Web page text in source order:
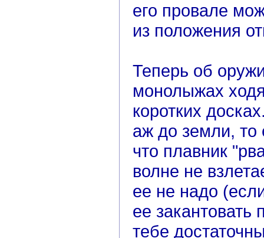
его провале
из положения
Теперь об
монолыжах
коротких
аж до земли, то
что плавник
волне не
ее не надо
ее закантовать
тебе